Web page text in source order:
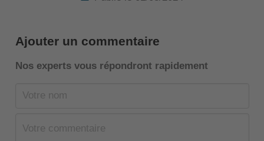
Ajouter un commentaire
Nos experts vous répondront rapidement